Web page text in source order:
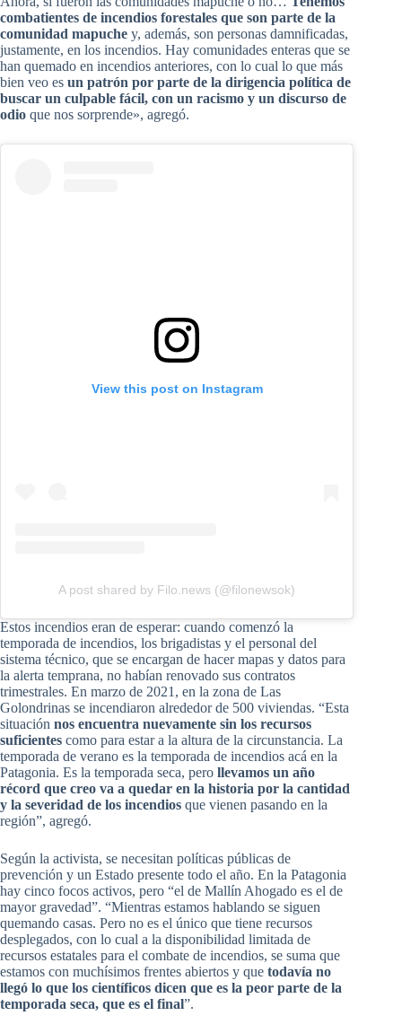
combatientes de incendios forestales que son parte de la
comunidad mapuche y, además, son personas damnificadas,
justamente, en los incendios. Hay comunidades enteras que se
han quemado en incendios anteriores, con lo cual lo que más
bien veo es un patrón por parte de la dirigencia política de
buscar un culpable fácil, con un racismo y un discurso de
odio que nos sorprende», agregó.
View this post on Instagram
A post shared by Filo.news (@filonewsok)
Estos incendios eran de esperar: cuando comenzó la
temporada de incendios, los brigadistas y el personal del
sistema técnico, que se encargan de hacer mapas y datos para
la alerta temprana, no habían renovado sus contratos
trimestrales. En marzo de 2021, en la zona de Las
Golondrinas se incendiaron alrededor de 500 viviendas. “Esta
situación nos encuentra nuevamente sin los recursos
suficientes como para estar a la altura de la circunstancia. La
temporada de verano es la temporada de incendios acá en la
Patagonia. Es la temporada seca, pero llevamos un año
récord que creo va a quedar en la historia por la cantidad
y la severidad de los incendios que vienen pasando en la
región”, agregó.
Según la activista, se necesitan políticas públicas de
prevención y un Estado presente todo el año. En la Patagonia
hay cinco focos activos, pero “el de Mallín Ahogado es el de
mayor gravedad”. “Mientras estamos hablando se siguen
quemando casas. Pero no es el único que tiene recursos
desplegados, con lo cual a la disponibilidad limitada de
recursos estatales para el combate de incendios, se suma que
estamos con muchísimos frentes abiertos y que todavía no
llegó lo que los científicos dicen que es la peor parte de la
temporada seca, que es el final”.